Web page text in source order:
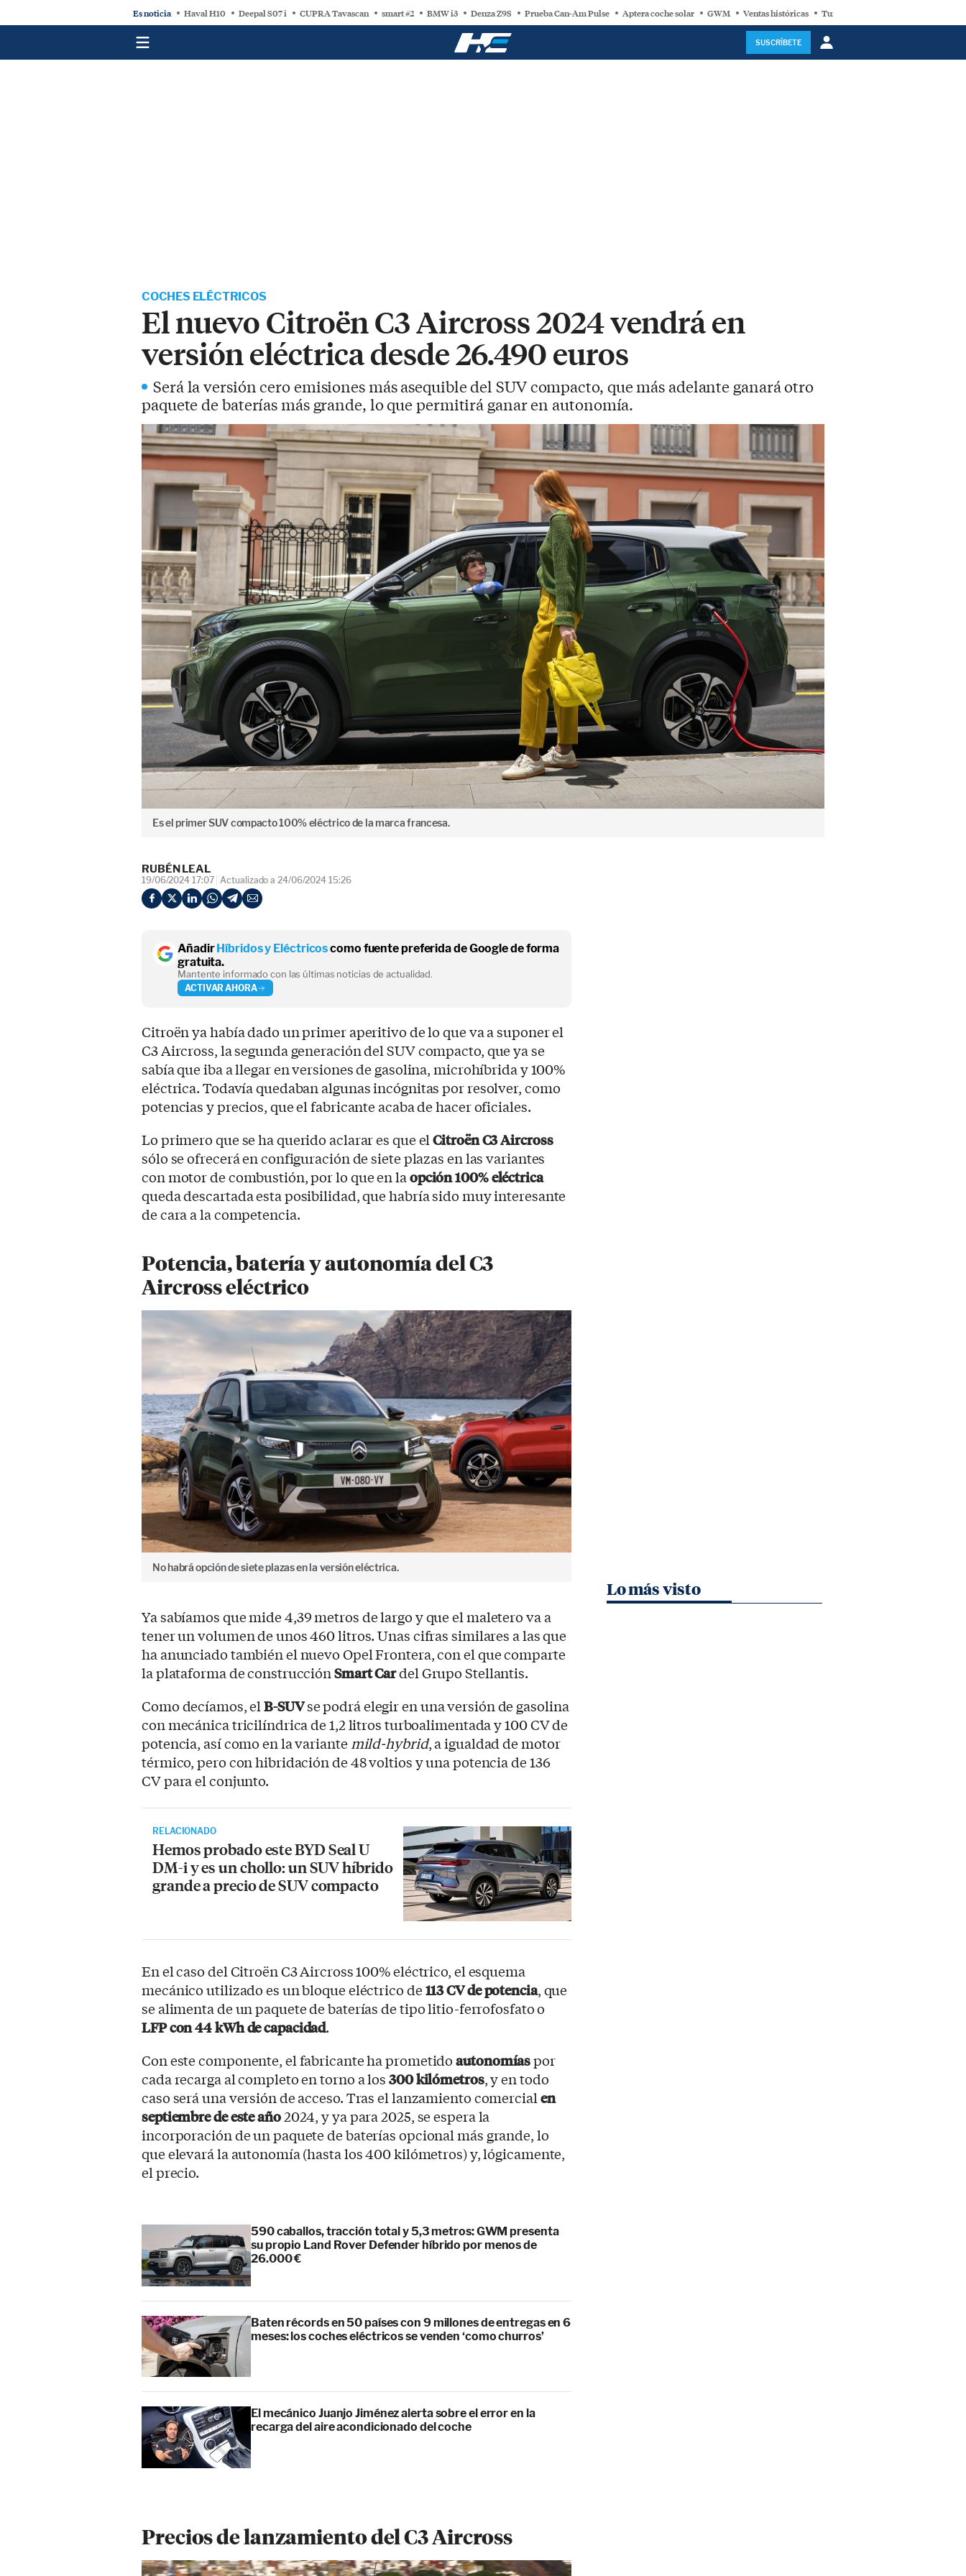
Es noticia Haval H10 Deepal S07 i CUPRA Tavascan smart #2 BMW i3 Denza Z9S Prueba Can-Am Pulse Aptera coche solar GWM Ventas históricas Turbina eólica
SUSCRÍBETE
COCHES ELÉCTRICOS
El nuevo Citroën C3 Aircross 2024 vendrá en
versión eléctrica desde 26.490 euros
Será la versión cero emisiones más asequible del SUV compacto, que más adelante ganará otro
paquete de baterías más grande, lo que permitirá ganar en autonomía.
Es el primer SUV compacto 100% eléctrico de la marca francesa.
RUBÉN LEAL
19/06/2024 17:07 Actualizado a 24/06/2024 15:26
Añadir Híbridos y Eléctricoscomo fuente preferida de Google de forma
gratuita.
Mantente informado con las últimas noticias de actualidad.
ACTIVAR AHORA
Citroën ya había dado un primer aperitivo de lo que va a suponer el
C3 Aircross, la segunda generación del SUV compacto, que ya se
sabía que iba a llegar en versiones de gasolina, microhíbrida y 100%
eléctrica. Todavía quedaban algunas incógnitas por resolver, como
potencias y precios, que el fabricante acaba de hacer oficiales.
Lo primero que se ha querido aclarar es que elCitroën C3 Aircross
sólo se ofrecerá en configuración de siete plazas en las variantes
con motor de combustión, por lo que en laopción 100% eléctrica
queda descartada esta posibilidad, que habría sido muy interesante
de cara a la competencia.
Potencia, batería y autonomía del C3
Aircross eléctrico
No habrá opción de siete plazas en la versión eléctrica.
Ya sabíamos que mide 4,39 metros de largo y que el maletero va a
tener un volumen de unos 460 litros. Unas cifras similares a las que
ha anunciado también el nuevo Opel Frontera, con el que comparte
la plataforma de construcciónSmart Cardel Grupo Stellantis.
Como decíamos, elB-SUVse podrá elegir en una versión de gasolina
con mecánica tricilíndrica de 1,2 litros turboalimentada y 100 CV de
potencia, así como en la variante mild-hybrid, a igualdad de motor
térmico, pero con hibridación de 48 voltios y una potencia de 136
CV para el conjunto.
RELACIONADO
Hemos probado este BYD Seal U
DM-i y es un chollo: un SUV híbrido
grande a precio de SUV compacto
En el caso del Citroën C3 Aircross 100% eléctrico, el esquema
mecánico utilizado es un bloque eléctrico de113 CV de potencia, que
se alimenta de un paquete de baterías de tipo litio-ferrofosfato o
LFP con 44 kWh de capacidad.
Con este componente, el fabricante ha prometidoautonomíaspor
cada recarga al completo en torno a los300 kilómetros, y en todo
caso será una versión de acceso. Tras el lanzamiento comercialen
septiembre de este año2024, y ya para 2025, se espera la
incorporación de un paquete de baterías opcional más grande, lo
que elevará la autonomía (hasta los 400 kilómetros) y, lógicamente,
el precio.
590 caballos, tracción total y 5,3 metros: GWM presenta
su propio Land Rover Defender híbrido por menos de
26.000 €
Baten récords en 50 países con 9 millones de entregas en 6
meses: los coches eléctricos se venden ‘como churros’
El mecánico Juanjo Jiménez alerta sobre el error en la
recarga del aire acondicionado del coche
Precios de lanzamiento del C3 Aircross
Lo más visto